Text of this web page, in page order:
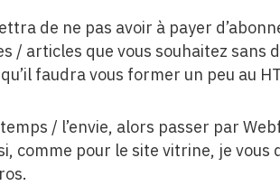
de ne pas avoir à payer
/ articles que vous souhaitez
qu’il faudra vous former un peu au
temps / l’envie, alors passer par
comme pour le site vitrine, je vous